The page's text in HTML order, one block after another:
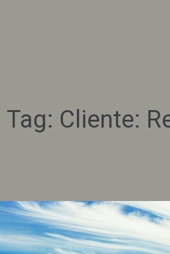
Tag: Cliente: